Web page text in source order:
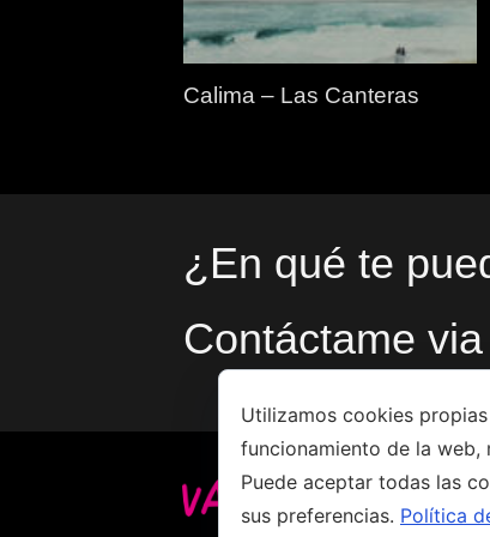
Calima – Las Canteras
¿En qué te
Contáctame via
Utilizamos cookies
funcionamiento de la web,
Puede aceptar todas las
sus preferencias. Política